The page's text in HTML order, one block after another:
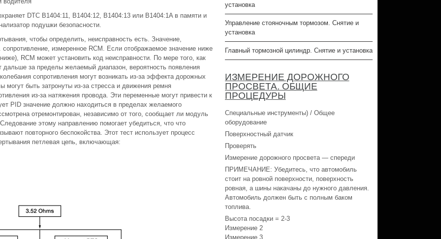
DTC B1404:11, B1404:12, B1404:13 или B1404:1A в памяти и
подушки безопасности.
чтобы определить, неисправность есть. Значение,
измеренное RCM. Если отображаемое значение ниже
RCM может установить код неисправности. По мере того, как
дальше за пределы желаемый диапазон, вероятность появления
сопротивления могут возникать из-за эффекта дорожных
быть затронуты из-за стресса и движения ремня
из-за натяжения провода. Эти переменные могут привести к
PID значение должно находиться в пределах желаемого
отремонтирован, независимо от того, сообщает ли модуль
этому направлению помогает убедиться, что что
повторного беспокойства. Этот тест использует процесс
петлевая цепь, включающая:
установка
Управление стояночным тормозом. Снятие и
установка
Главный тормозной цилиндр. Снятие и установка
ИЗМЕРЕНИЕ ДОРОЖНОГО
ПРОСВЕТА. ОБЩИЕ
ПРОЦЕДУРЫ
Специальные инструменты) / Общее
оборудование
Поверхностный датчик
Проверять
Измерение дорожного просвета — спереди
ПРИМЕЧАНИЕ: Убедитесь, что автомобиль
стоит на ровной поверхности, поверхность
ровная, а шины накачаны до нужного давления.
Автомобиль должен быть с полным баком
топлива.
Высота посадки = 2-3
Измерение 2
Измерение 3